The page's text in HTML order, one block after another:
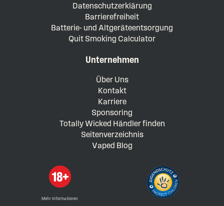
Datenschutzerklärung
Barrierefreiheit
Batterie- und Altgeräteentsorgung
Quit Smoking Calculator
Unternehmen
Über Uns
Kontakt
Karriere
Sponsoring
Totally Wicked Händler finden
Seitenverzeichnis
Vaped Blog
Mehr Informationen